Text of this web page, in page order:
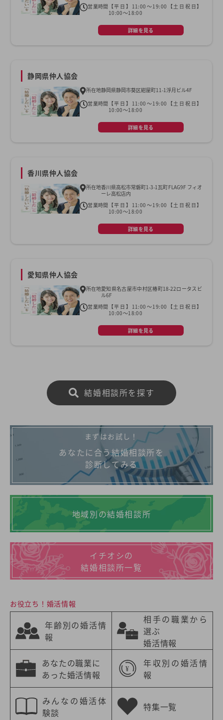
営業時間 【平日】11:00～19:00【土日祝日】
10:00～18:00
詳細を見る
静岡県仲人協会
所在地静岡県静岡市葵区紺屋町11-1浮月ビル4F
営業時間 【平日】11:00～19:00【土日祝日】
10:00～18:00
詳細を見る
香川県仲人協会
所在地香川県高松市常磐町1-3-1瓦町FLAG9F フィオ
ーレ高松店内
営業時間 【平日】11:00～19:00【土日祝日】
10:00～18:00
詳細を見る
愛知県仲人協会
所在地愛知県名古屋市中村区椿町18-22ロータスビ
ル6F
営業時間 【平日】11:00～19:00【土日祝日】
10:00～18:00
詳細を見る
結婚相談所を探す
まずはお試し！
あなたに合う結婚相談所を
診断してみる
地域別の結婚相談所
イチオシの
結婚相談所一覧
お役立ち！婚活情報
年齢別の婚活情
報
相手の職業から
選ぶ
婚活情報
あなたの職業に
あった婚活情報
年収別の婚活情
報
みんなの婚活体
験談
特集一覧